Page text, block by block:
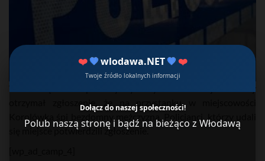
❤️ 💙wlodawa.NET 💙❤️
Twoje źródło lokalnych informacji
Dołącz do naszej społeczności!
Polub naszą stronę i bądź na bieżąco z Włodawą
otrzymał zgłoszenie, że na przystanku w miejscowości
się miejsce potwierdzili zgłoszenie.